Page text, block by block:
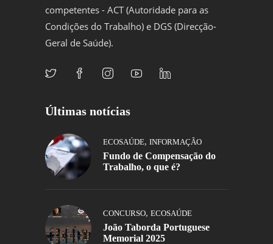
competentes - ACT (Autoridade para as
Condições do Trabalho) e DGS (Direcção-
Geral de Saúde).
Últimas notícias
ECOSAÚDE, INFORMAÇÃO
Fundo de Compensação do
Trabalho, o que é?
CONCURSO, ECOSAÚDE
João Taborda Portuguese
Memorial 2025